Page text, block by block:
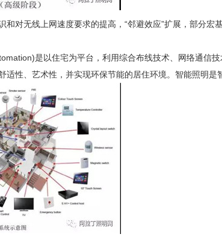
和对无线上网速度要求的提高，“邻避效应”扩展，部分
是以住宅为平台，利用综合布线技术、网络通信
适性、艺术性，并实现环保节能的居住环境。智能照明是